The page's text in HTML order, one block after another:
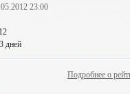
23:00
дней
Подробнее о